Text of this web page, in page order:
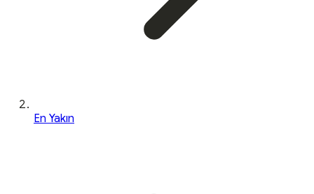
En Yakın